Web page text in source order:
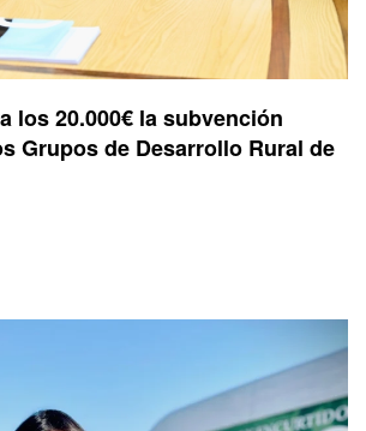
los 20.000€ la subvención
Grupos de Desarrollo Rural de